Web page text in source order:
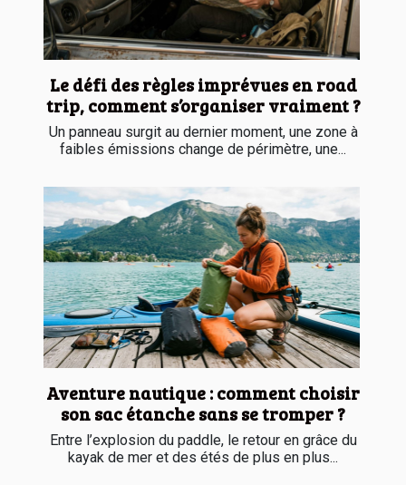
Le défi des règles imprévues en road
trip, comment s’organiser vraiment ?
Un panneau surgit au dernier moment, une zone à
faibles émissions change de périmètre, une...
Aventure nautique : comment choisir
son sac étanche sans se tromper ?
Entre l’explosion du paddle, le retour en grâce du
kayak de mer et des étés de plus en plus...